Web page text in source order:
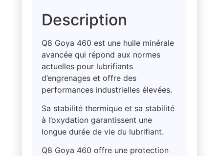
Description
Q8 Goya 460 est une huile minérale
avancée qui répond aux normes
actuelles pour lubrifiants
d’engrenages et offre des
performances industrielles élevées.
Sa stabilité thermique et sa stabilité
à l’oxydation garantissent une
longue durée de vie du lubrifiant.
Q8 Goya 460 offre une protection